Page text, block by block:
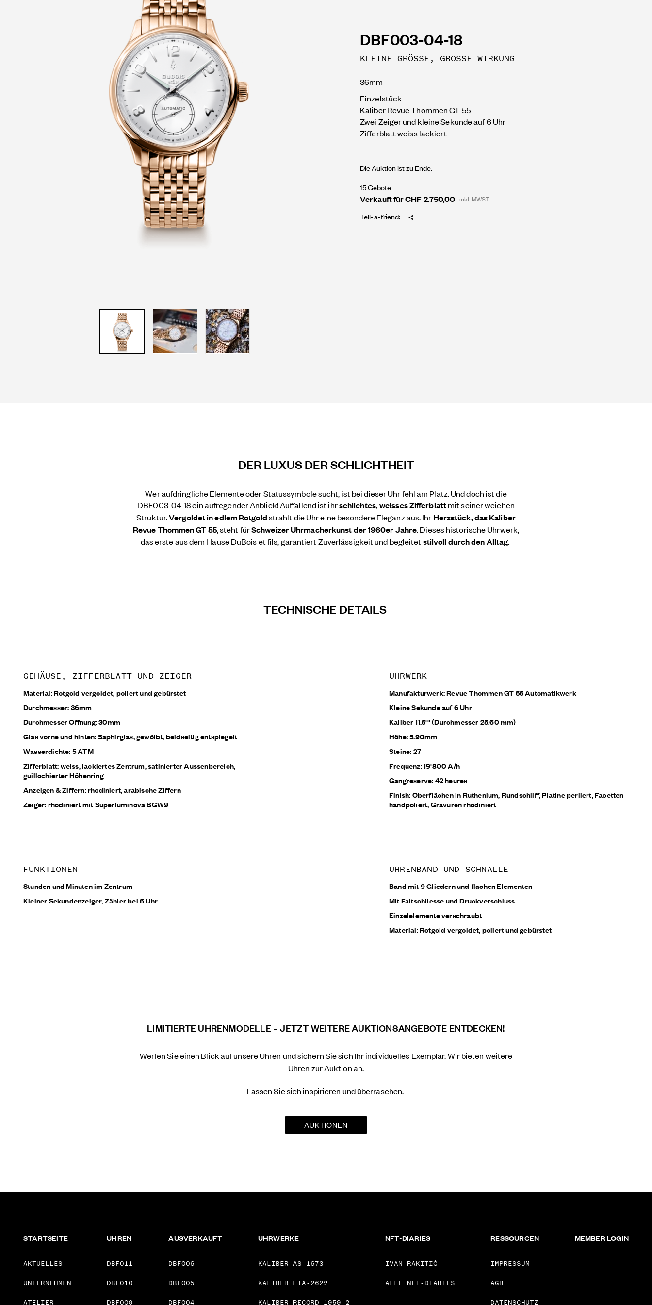
DBF003-04-18
KLEINE GRÖSSE, GROSSE WIRKUNG
36mm
Einzelstück
Kaliber Revue Thommen GT 55
Zwei Zeiger und kleine Sekunde auf 6 Uhr
Zifferblatt weiss lackiert
Die Auktion ist zu Ende.
15 Gebote
Verkauft für CHF 2.750,00 inkl. MWST
Tell-a-friend:
DER LUXUS DER SCHLICHTHEIT
Wer aufdringliche Elemente oder Statussymbole sucht, ist bei dieser Uhr fehl am Platz. Und doch ist die
DBF003-04-18 ein aufregender Anblick! Auffallend ist ihrschlichtes, weisses Zifferblattmit seiner weichen
Struktur.Vergoldet in edlem Rotgoldstrahlt die Uhr eine besondere Eleganz aus. Ihr Herzstück, das Kaliber
Revue Thommen GT 55, steht fürSchweizer Uhrmacherkunst der 1960er Jahre. Dieses historische Uhrwerk,
das erste aus dem Hause DuBois et fils, garantiert Zuverlässigkeit und begleitetstilvoll durch den Alltag.
TECHNISCHE DETAILS
GEHÄUSE, ZIFFERBLATT UND ZEIGER
Material: Rotgold vergoldet, poliert und gebürstet
Durchmesser: 36mm
Durchmesser Öffnung: 30mm
Glas vorne und hinten: Saphirglas, gewölbt, beidseitig entspiegelt
Wasserdichte: 5 ATM
Zifferblatt: weiss, lackiertes Zentrum, satinierter Aussenbereich,
guillochierter Höhenring
Anzeigen & Ziffern: rhodiniert, arabische Ziffern
Zeiger: rhodiniert mit Superluminova BGW9
UHRWERK
Manufakturwerk: Revue Thommen GT 55 Automatikwerk
Kleine Sekunde auf 6 Uhr
Kaliber 11.5''' (Durchmesser 25.60 mm)
Höhe: 5.90mm
Steine: 27
Frequenz: 19'800 A/h
Gangreserve: 42 heures
Finish: Oberflächen in Ruthenium, Rundschliff, Platine perliert, Facetten
handpoliert, Gravuren rhodiniert
FUNKTIONEN
Stunden und Minuten im Zentrum
Kleiner Sekundenzeiger, Zähler bei 6 Uhr
UHRENBAND UND SCHNALLE
Band mit 9 Gliedern und flachen Elementen
Mit Faltschliesse und Druckverschluss
Einzelelemente verschraubt
Material: Rotgold vergoldet, poliert und gebürstet
LIMITIERTE UHRENMODELLE – JETZT WEITERE AUKTIONSANGEBOTE ENTDECKEN!
Werfen Sie einen Blick auf unsere Uhren undsichern Sie sich Ihr individuelles Exemplar. Wir bieten weitere
Uhren zur Auktion an.
Lassen Sie sich inspirieren und überraschen.
AUKTIONEN
STARTSEITE
AKTUELLES
UNTERNEHMEN
ATELIER
UHREN
DBF011
DBF010
DBF009
AUSVERKAUFT
DBF006
DBF005
DBF004
UHRWERKE
KALIBER AS-1673
KALIBER ETA-2622
KALIBER RECORD 1959-2
NFT-DIARIES
IVAN RAKITIĆ
ALLE NFT-DIARIES
RESSOURCEN
IMPRESSUM
AGB
DATENSCHUTZ
MEMBER LOGIN